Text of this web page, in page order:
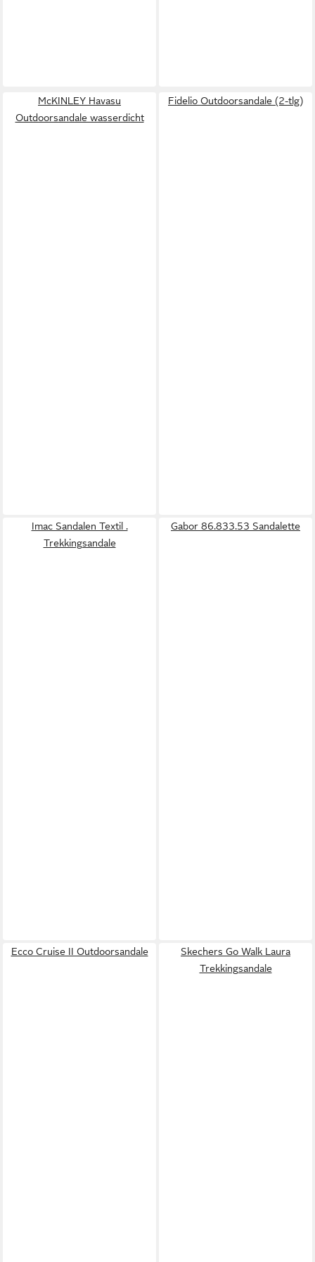
McKINLEY Havasu
Outdoorsandale wasserdicht
Fidelio Outdoorsandale (2-tlg)
Imac Sandalen Textil .
Trekkingsandale
Gabor 86.833.53 Sandalette
Ecco Cruise II Outdoorsandale
Skechers Go Walk Laura
Trekkingsandale